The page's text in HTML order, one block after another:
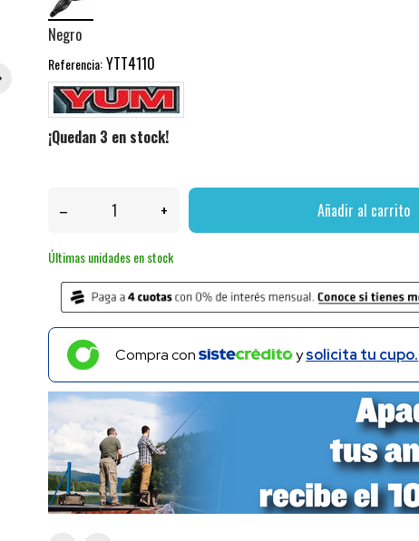
Negro
Referencia:YTT4110
¡Quedan 3 en stock!
– + Añadir al carrito
Últimas unidades en stock
Compra con ysolicita tu cupo.